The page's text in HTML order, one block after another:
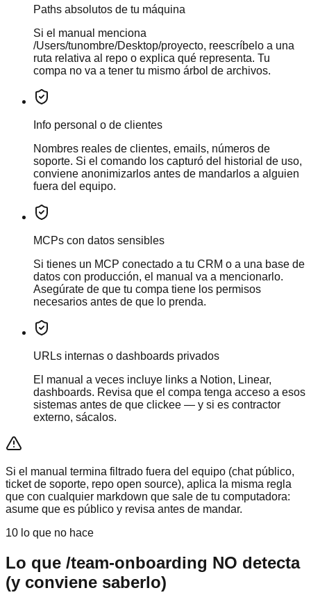
Paths absolutos de tu máquina
Si el manual menciona
/Users/tunombre/Desktop/proyecto, reescríbelo a una
ruta relativa al repo o explica qué representa. Tu
compa no va a tener tu mismo árbol de archivos.
Info personal o de clientes
Nombres reales de clientes, emails, números de
soporte. Si el comando los capturó del historial de uso,
conviene anonimizarlos antes de mandarlos a alguien
fuera del equipo.
MCPs con datos sensibles
Si tienes un MCP conectado a tu CRM o a una base de
datos con producción, el manual va a mencionarlo.
Asegúrate de que tu compa tiene los permisos
necesarios antes de que lo prenda.
URLs internas o dashboards privados
El manual a veces incluye links a Notion, Linear,
dashboards. Revisa que el compa tenga acceso a esos
sistemas antes de que clickee — y si es contractor
externo, sácalos.
Si el manual termina filtrado fuera del equipo (chat público,
ticket de soporte, repo open source), aplica la misma regla
que con cualquier markdown que sale de tu computadora:
asume que es público y revisa antes de mandar.
10 lo que no hace
Lo que /team-onboarding NO detecta
(y conviene saberlo)